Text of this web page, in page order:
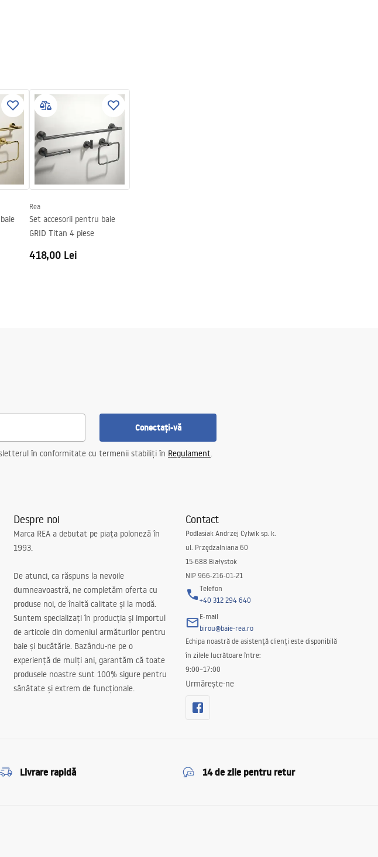
Rea
Set accesorii pentru baie
GRID Titan 4 piese
418,00 Lei
Conectați-vă
în conformitate cu termenii stabiliți în Regulament.
Despre noi
Marca REA a debutat pe piața poloneză în
1993.
De atunci, ca răspuns la nevoile
dumneavoastră, ne completăm oferta cu
produse noi, de înaltă calitate și la modă.
Suntem specializați în producția și importul
de articole din domeniul armăturilor pentru
baie și bucătărie. Bazându-ne pe o
experiență de mulți ani, garantăm că toate
produsele noastre sunt 100% sigure pentru
sănătate și extrem de funcționale.
Contact
Podlasiak Andrzej Cylwik sp. k.
ul. Przędzalniana 60
15-688 Białystok
NIP 966-216-01-21
Telefon
+40 312 294 640
E-mail
birou@baie-rea.ro
Echipa noastră de asistență clienți este disponibilă
în zilele lucrătoare între:
9:00–17:00
Urmărește-ne
Livrare rapidă 14 de zile pentru retur